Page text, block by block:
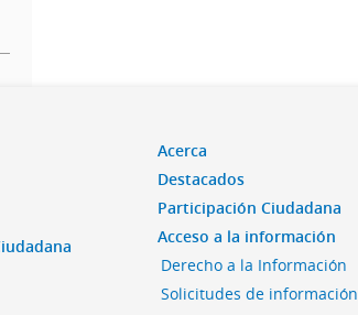
Acerca
Destacados
Participación Ciudadana
Acceso a la información
Derecho a la Información
Solicitudes de información